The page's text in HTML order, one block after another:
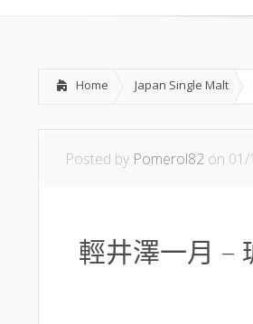
Home Japan Single Malt
Posted by Pomerol82 on
輕井澤一月 –